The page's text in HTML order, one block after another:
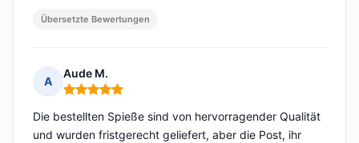
Übersetzte Bewertungen
A
Aude M.
Hinweis: 5 von 5
Die bestellten Spieße sind von hervorragender Qualität
und wurden fristgerecht geliefert, aber die Post, ihr